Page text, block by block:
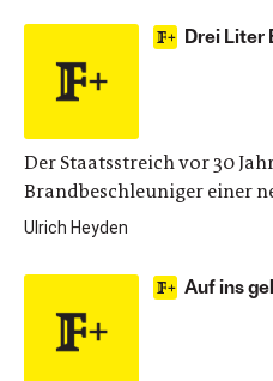
Drei Liter
Der Staatsstreich vor 30
Brandbeschleuniger einer
Ulrich Heyden
Auf ins